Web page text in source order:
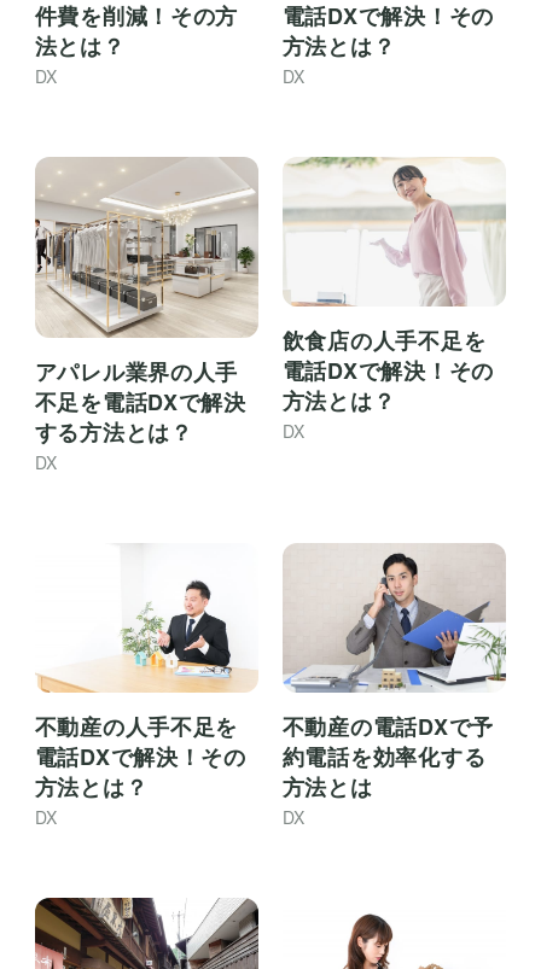
件費を削減！その方
法とは？
DX
電話DXで解決！その
方法とは？
DX
アパレル業界の人手
不足を電話DXで解決
する方法とは？
DX
飲食店の人手不足を
電話DXで解決！その
方法とは？
DX
不動産の人手不足を
電話DXで解決！その
方法とは？
DX
不動産の電話DXで予
約電話を効率化する
方法とは
DX